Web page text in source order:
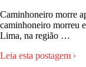
Caminhoneiro morre
caminhoneiro morreu
Lima, na região …
Leia esta postagem ›